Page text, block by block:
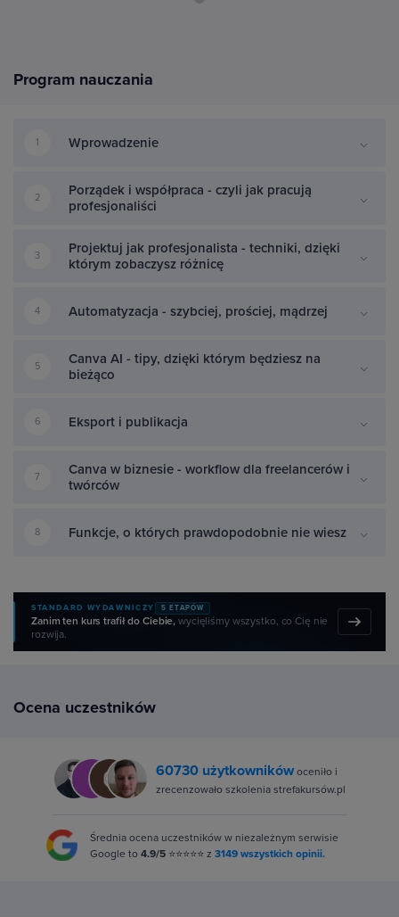
Program nauczania
1 Wprowadzenie
2
Porządek i współpraca - czyli jak pracują
profesjonaliści
3
Projektuj jak profesjonalista - techniki, dzięki
którym zobaczysz różnicę
4 Automatyzacja - szybciej, prościej, mądrzej
5
Canva AI - tipy, dzięki którym będziesz na
bieżąco
6 Eksport i publikacja
7
Canva w biznesie - workflow dla freelancerów i
twórców
8 Funkcje, o których prawdopodobnie nie wiesz
STANDARD WYDAWNICZY 5 ETAPÓW
Zanim ten kurs trafił do Ciebie,wycięliśmy wszystko, co Cię nie
rozwija.
Ocena uczestników
60730 użytkownikówoceniło i
zrecenzowało szkolenia strefakursów.pl
Średnia ocena uczestników w niezależnym serwisie
Google to 4.9/5 ⭐⭐⭐⭐⭐ z 3149 wszystkich opinii.